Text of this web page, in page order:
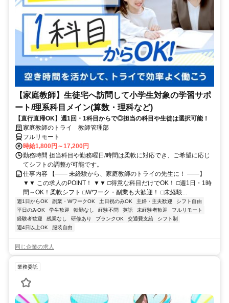
【家庭教師】生徒宅へ訪問して小学生対象の学習サポ
ート/理系科目メイン(算数・理科など)
【直行直帰OK】週1回・1科目からで◎担当の科目や生徒は選択可能！
家庭教師のトライ 教師管理部
フルリモート
時給1,800円～17,200円
勤務時間 担当科目や勤務曜日/時間は柔軟に対応でき、ご希望に応じ
てシフトの調整が可能です。
仕事内容 【―― 未経験から、家庭教師のトライの先生に！ ――】
▼▼ この求人のPOINT！ ▼▼ □得意な科目だけでOK！ □週1日・1時
間～OK！柔軟シフト □Wワーク・副業も大歓迎！ □未経験...
週1日からOK 副業・WワークOK 土日祝のみOK 主婦・主夫歓迎
シフト自由
平日のみOK
学生歓迎 転勤なし 経験不問 英語 未経験者歓迎
フルリモート
経験者歓迎
残業なし 研修あり ブランクOK 交通費支給
シフト制
週4日以上OK
服装自由
同じ企業の求人
業務委託